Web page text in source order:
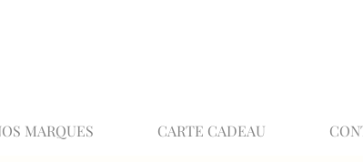
MARQUES CARTE CADEAU